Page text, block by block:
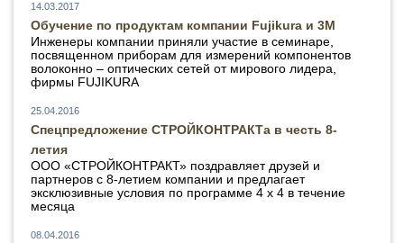
14.03.2017
Обучение по продуктам компании Fujikura и 3М
Инженеры компании приняли участие в семинаре,
посвященном приборам для измерений компонентов
волоконно – оптических сетей от мирового лидера,
фирмы FUJIKURA
25.04.2016
Спецпредложение СТРОЙКОНТРАКТа в честь 8-
летия
ООО «СТРОЙКОНТРАКТ» поздравляет друзей и
партнеров с 8-летием компании и предлагает
эксклюзивные условия по программе 4 х 4 в течение
месяца
08.04.2016